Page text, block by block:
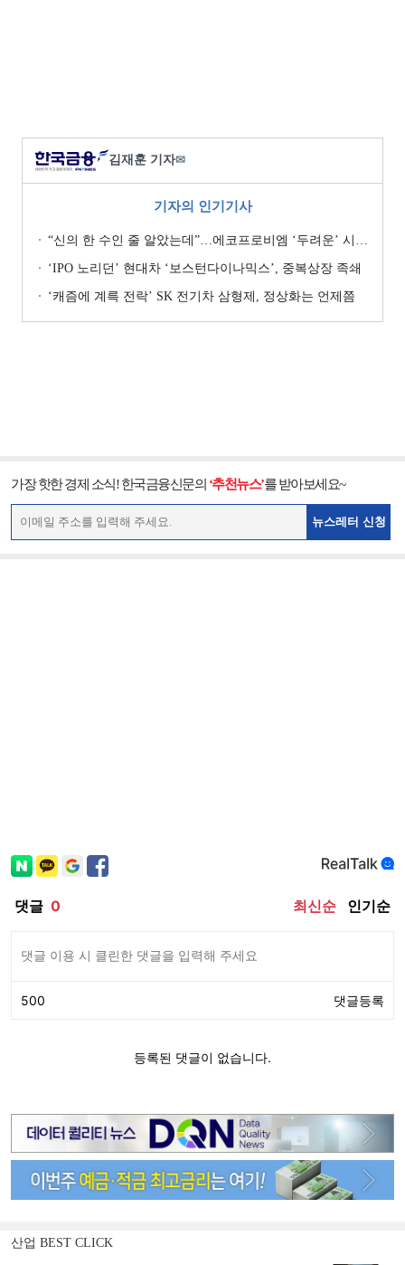
김재훈 기자✉
기자의 인기기사
“신의 한 수인 줄 알았는데”…에코프로비엠 ‘두려운’ 시나리오
‘IPO 노리던’ 현대차 ‘보스턴다이나믹스’, 중복상장 족쇄
‘캐즘에 계륵 전락’ SK 전기차 삼형제, 정상화는 언제쯤
가장 핫한 경제 소식! 한국금융신문의 ‘추천뉴스’를 받아보세요~
뉴스레터 신청
산업 BEST CLICK